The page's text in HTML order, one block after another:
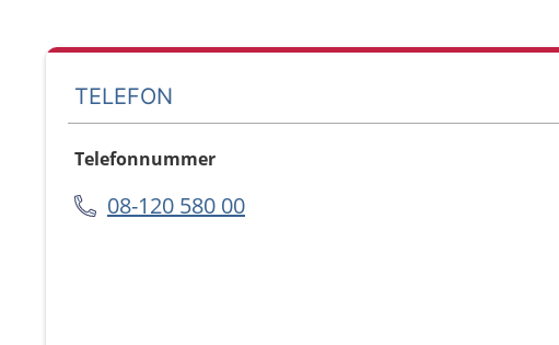
TELEFON
Telefonnummer
08-120 580 00